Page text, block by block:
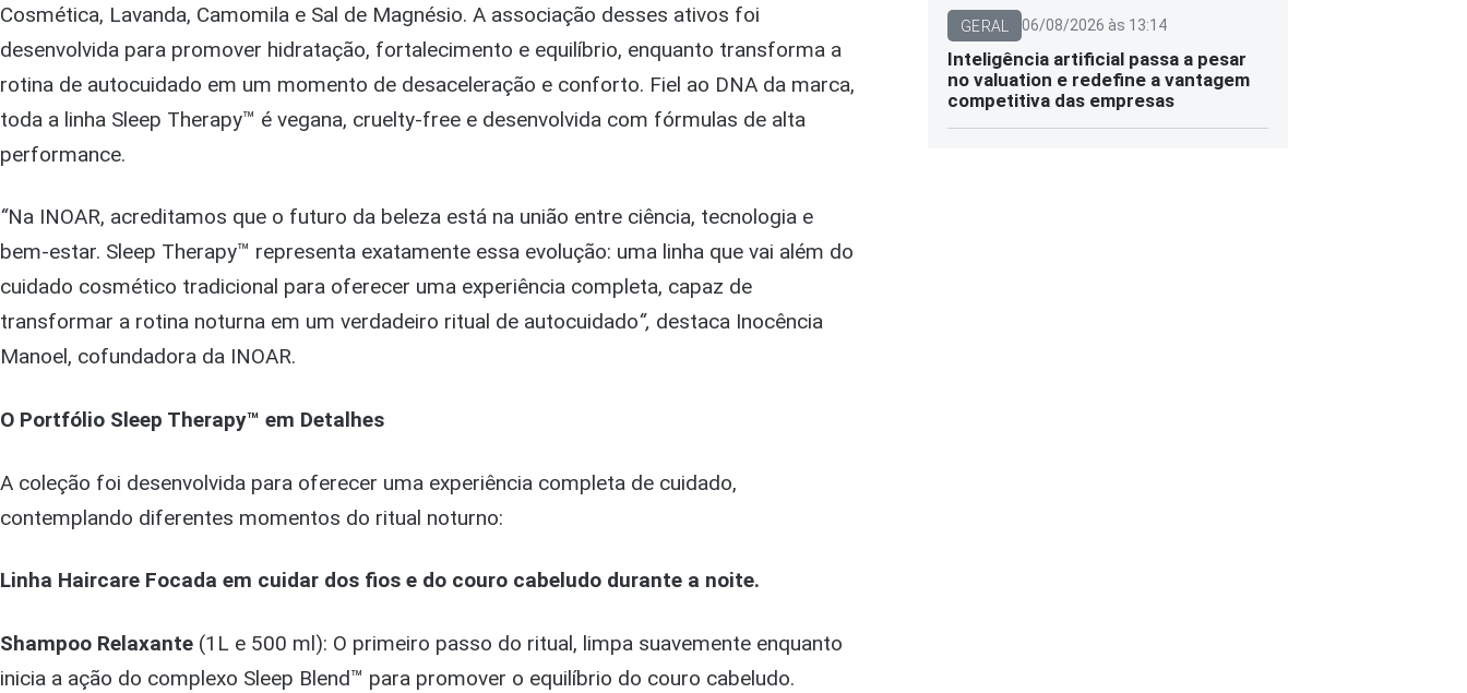
Cosmética, Lavanda, Camomila e Sal de Magnésio. A associação desses ativos foi
desenvolvida para promover hidratação, fortalecimento e equilíbrio, enquanto transforma a
rotina de autocuidado em um momento de desaceleração e conforto. Fiel ao DNA da marca,
toda a linha Sleep Therapy™ é vegana, cruelty-free e desenvolvida com fórmulas de alta
performance.
“Na INOAR, acreditamos que o futuro da beleza está na união entre ciência, tecnologia e
bem-estar. Sleep Therapy™ representa exatamente essa evolução: uma linha que vai além do
cuidado cosmético tradicional para oferecer uma experiência completa, capaz de
transformar a rotina noturna em um verdadeiro ritual de autocuidado“, destaca Inocência
Manoel, cofundadora da INOAR.
O Portfólio Sleep Therapy™ em Detalhes
A coleção foi desenvolvida para oferecer uma experiência completa de cuidado,
contemplando diferentes momentos do ritual noturno:
Linha Haircare Focada em cuidar dos fios e do couro cabeludo durante a noite.
Shampoo Relaxante (1L e 500 ml): O primeiro passo do ritual, limpa suavemente enquanto
inicia a ação do complexo Sleep Blend™ para promover o equilíbrio do couro cabeludo.
GERAL 06/08/2026 às 13:14
Inteligência artificial passa a pesar
no valuation e redefine a vantagem
competitiva das empresas